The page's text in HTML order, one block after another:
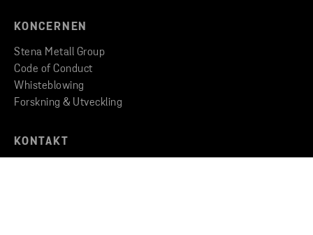
KONCERNEN
Stena Metall Group
Code of Conduct
Whisteblowing
Forskning & Utveckling
KONTAKT